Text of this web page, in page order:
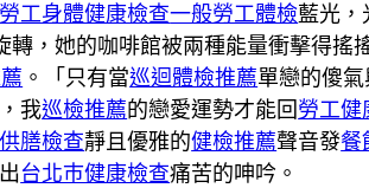
工身體健康檢查一般勞工體檢藍光，
轉，她的咖啡館被兩種能量衝擊得搖
。「只有當巡迴體檢推薦單戀的傻
我巡檢推薦的戀愛運勢才能回勞工健
供膳檢查靜且優雅的健檢推薦聲音發餐
台北巿健康檢查痛苦的呻吟。